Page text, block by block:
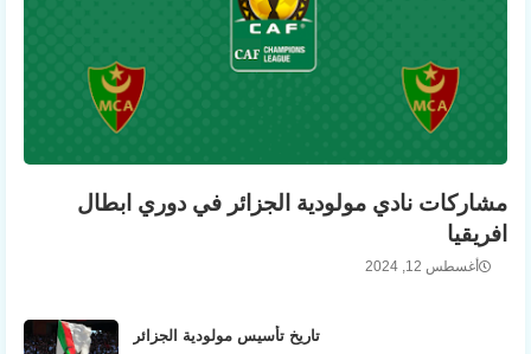
مشاركات نادي مولودية الجزائر في دوري ابطال
افريقيا
أغسطس 12, 2024
تاريخ تأسيس مولودية الجزائر